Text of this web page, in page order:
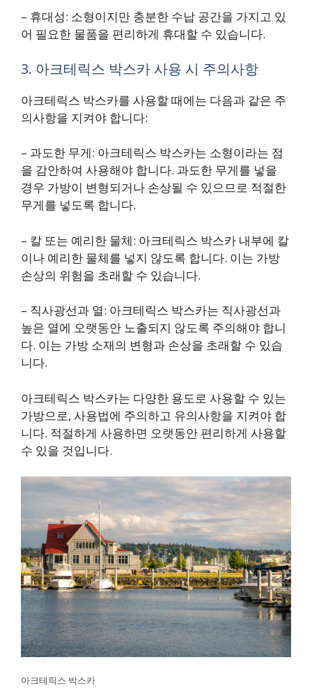
– 휴대성: 소형이지만 충분한 수납 공간을 가지고 있
어 필요한 물품을 편리하게 휴대할 수 있습니다.
3. 아크테릭스 박스카 사용 시 주의사항
아크테릭스 박스카를 사용할 때에는 다음과 같은 주
의사항을 지켜야 합니다:
– 과도한 무게: 아크테릭스 박스카는 소형이라는 점
을 감안하여 사용해야 합니다. 과도한 무게를 넣을
경우 가방이 변형되거나 손상될 수 있으므로 적절한
무게를 넣도록 합니다.
– 칼 또는 예리한 물체: 아크테릭스 박스카 내부에 칼
이나 예리한 물체를 넣지 않도록 합니다. 이는 가방
손상의 위험을 초래할 수 있습니다.
– 직사광선과 열: 아크테릭스 박스카는 직사광선과
높은 열에 오랫동안 노출되지 않도록 주의해야 합니
다. 이는 가방 소재의 변형과 손상을 초래할 수 있습
니다.
아크테릭스 박스카는 다양한 용도로 사용할 수 있는
가방으로, 사용법에 주의하고 유의사항을 지켜야 합
니다. 적절하게 사용하면 오랫동안 편리하게 사용할
수 있을 것입니다.
아크테릭스 박스카